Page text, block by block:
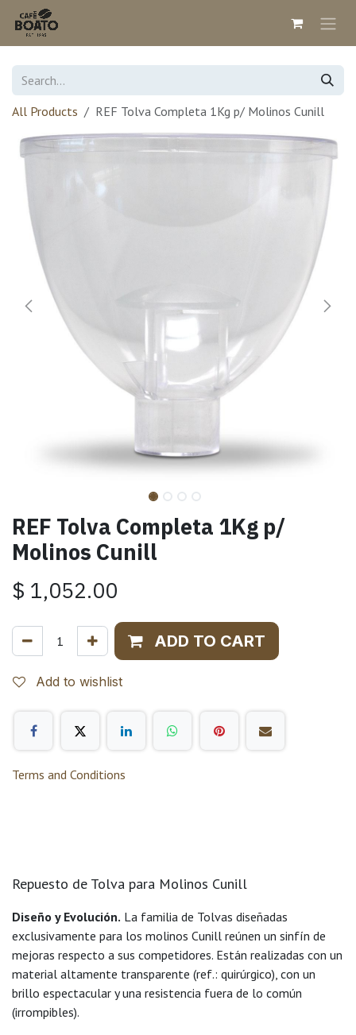
Skip to Content
All Products REF Tolva Completa 1Kg p/ Molinos Cunill
REF Tolva Completa 1Kg p/
Molinos Cunill
$ 1,052.00
ADD TO CART
Add to wishlist
Terms and Conditions
Repuesto de Tolva para Molinos Cunill
Diseño y Evolución. La familia de Tolvas diseñadas
exclusivamente para los molinos Cunill reúnen un sinfín de
mejoras respecto a sus competidores. Están realizadas con un
material altamente transparente (ref.: quirúrgico), con un
brillo espectacular y una resistencia fuera de lo común
(irrompibles).